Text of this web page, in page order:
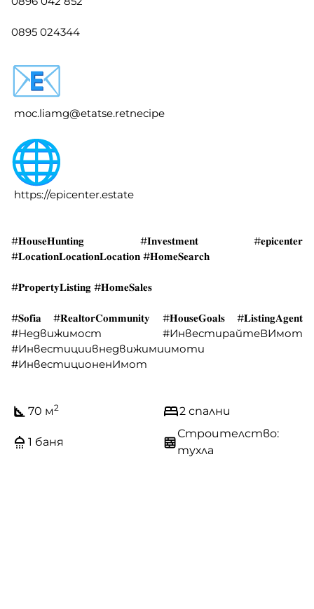
0895 024344
moc.liamg@etatse.retnecipe
https://epicenter.estate
#𝐇𝐨𝐮𝐬𝐞𝐇𝐮𝐧𝐭𝐢𝐧𝐠 #𝐈𝐧𝐯𝐞𝐬𝐭𝐦𝐞𝐧𝐭 #𝐞𝐩𝐢𝐜𝐞𝐧𝐭𝐞𝐫
#𝐋𝐨𝐜𝐚𝐭𝐢𝐨𝐧𝐋𝐨𝐜𝐚𝐭𝐢𝐨𝐧𝐋𝐨𝐜𝐚𝐭𝐢𝐨𝐧 #𝐇𝐨𝐦𝐞𝐒𝐞𝐚𝐫𝐜𝐡
#𝐏𝐫𝐨𝐩𝐞𝐫𝐭𝐲𝐋𝐢𝐬𝐭𝐢𝐧𝐠 #𝐇𝐨𝐦𝐞𝐒𝐚𝐥𝐞𝐬
#𝐒𝐨𝐟𝐢𝐚 #𝐑𝐞𝐚𝐥𝐭𝐨𝐫𝐂𝐨𝐦𝐦𝐮𝐧𝐢𝐭𝐲 #𝐇𝐨𝐮𝐬𝐞𝐆𝐨𝐚𝐥𝐬 #𝐋𝐢𝐬𝐭𝐢𝐧𝐠𝐀𝐠𝐞𝐧𝐭
#Недвижимост #ИнвестирайтеВИмот
#Инвестициивнедвижимиимоти
#ИнвестиционенИмот
70 м2 2 спални
1 баня
Строителство:
тухла